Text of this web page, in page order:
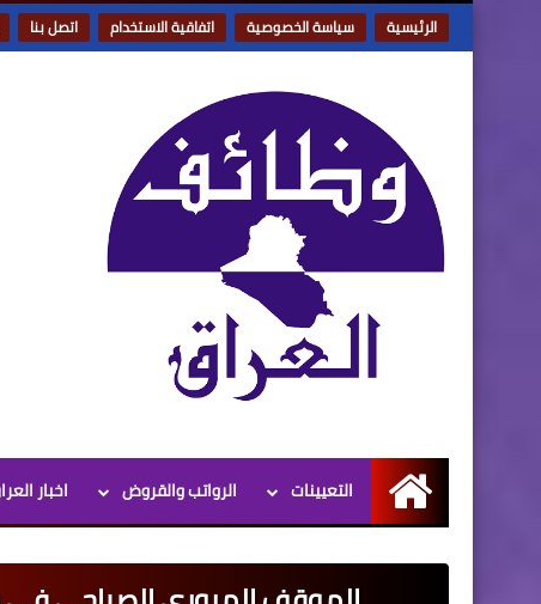
الرئيسية سياسة الخصوصية اتفاقية الاستخدام اتصل بنا
الرئيسية
التعيينات الرواتب والقروض اخبار